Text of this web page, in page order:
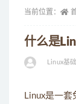
当前位置：
什么是
Linux基础
Linux是一套